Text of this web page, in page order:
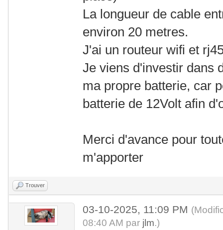
La longueur de cable
environ 20 metres.
J'ai un routeur wifi et
Je viens d'investir dans
ma propre batterie, car
batterie de 12Volt afin
Merci d'avance pour
m'apporter
Trouver
03-10-2025, 11:09 PM
08:40 AM par jlm.)